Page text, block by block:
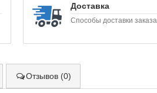
Доставка
Способы доставки заказа
Отзывов (0)